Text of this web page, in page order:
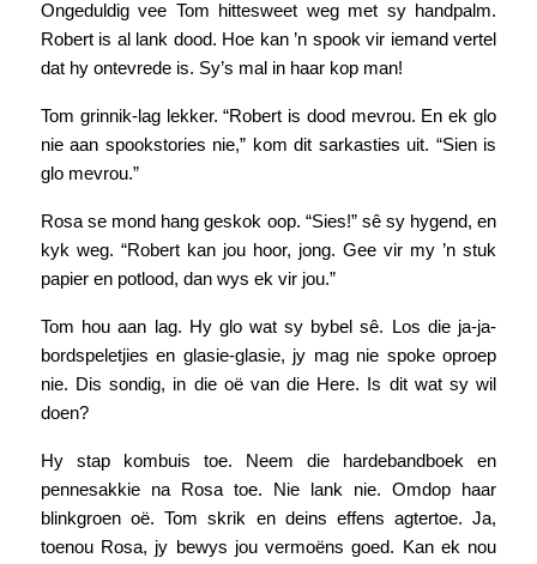
Ongeduldig vee Tom hittesweet weg met sy handpalm.
Robert is al lank dood. Hoe kan ’n spook vir iemand vertel
dat hy ontevrede is. Sy’s mal in haar kop man!
Tom grinnik-lag lekker. “Robert is dood mevrou. En ek glo
nie aan spookstories nie,” kom dit sarkasties uit. “Sien is
glo mevrou.”
Rosa se mond hang geskok oop. “Sies!” sê sy hygend, en
kyk weg. “Robert kan jou hoor, jong. Gee vir my ’n stuk
papier en potlood, dan wys ek vir jou.”
Tom hou aan lag. Hy glo wat sy bybel sê. Los die ja-ja-
bordspeletjies en glasie-glasie, jy mag nie spoke oproep
nie. Dis sondig, in die oë van die Here. Is dit wat sy wil
doen?
Hy stap kombuis toe. Neem die hardebandboek en
pennesakkie na Rosa toe. Nie lank nie. Omdop haar
blinkgroen oë. Tom skrik en deins effens agtertoe. Ja,
toenou Rosa, jy bewys jou vermoëns goed. Kan ek nou